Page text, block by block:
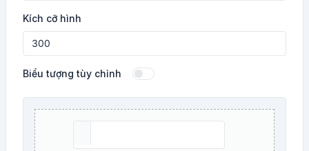
Kích cỡ hình
Biểu tượng tùy chỉnh